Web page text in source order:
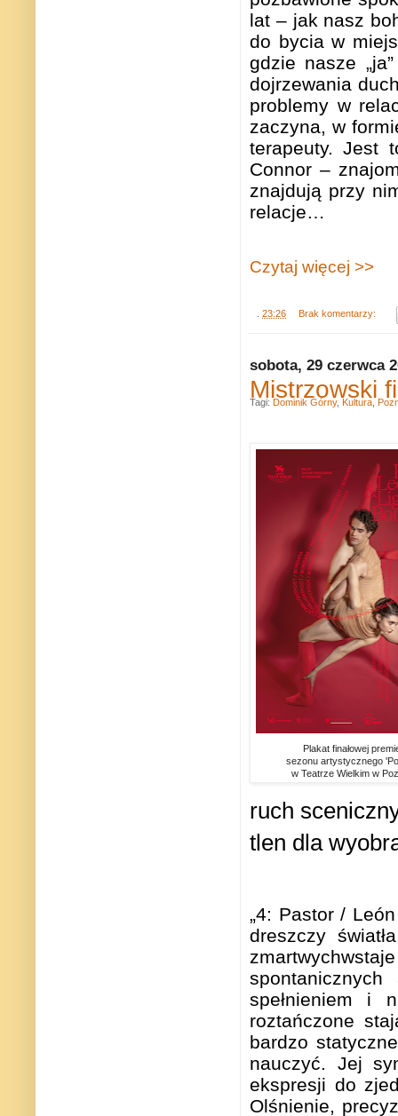
lat – jak nasz
do bycia w
gdzie nasze
dojrzewania
problemy w
zaczyna, w
terapeuty. Jest
Connor –
znajdują przy
relacje…
Czytaj więcej >>
. 23:26 Brak komentarzy:
sobota, 29 czerwca
Mistrzowski
Plakat finałowej
sezonu artystycznego
w Teatrze Wielkim w
ruch
tlen dla
„4: Pastor /
dreszczy
spełnieniem i
roztańczone
bardzo
nauczyć. Jej
ekspresji do
Olśnienie,
Tagi: Dominik Górny, Kultura